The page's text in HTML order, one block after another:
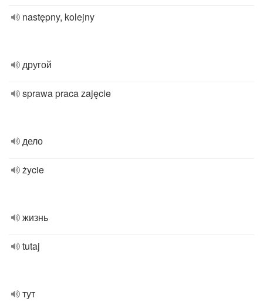
następny, kolejny
другой
sprawa praca zajęcie
дело
życie
жизнь
tutaj
тут